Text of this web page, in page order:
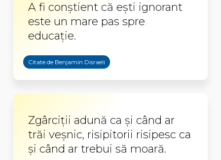
A fi conştient că eşti ignorant
este un mare pas spre
educaţie.
Citate de Benjamin Disraeli
Zgârciții adună ca și când ar
trăi veșnic, risipitorii risipesc ca
și când ar trebui să moară.